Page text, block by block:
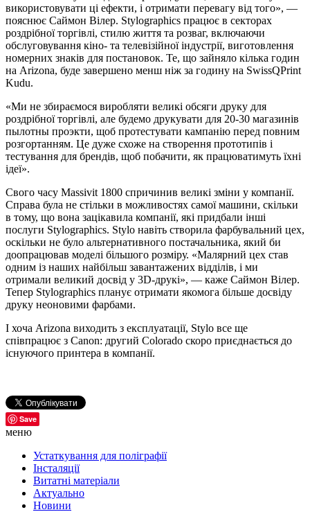
використовувати ці ефекти, і отримати перевагу від того», —
пояснює Саймон Вілер. Stylographics працює в секторах
роздрібної торгівлі, стилю життя та розваг, включаючи
обслуговування кіно- та телевізійної індустрії, виготовлення
номерних знаків для постановок. Те, що зайняло кілька годин
на Arizona, буде завершено менш ніж за годину на SwissQPrint
Kudu.
«Ми не збираємося виробляти великі обсяги друку для
роздрібної торгівлі, але будемо друкувати для 20-30 магазинів
пылотны проэкти, щоб протестувати кампанію перед повним
розгортанням. Це дуже схоже на створення прототипів і
тестування для брендів, щоб побачити, як працюватимуть їхні
ідеї».
Свого часу Massivit 1800 спричинив великі зміни у компанії.
Справа була не стільки в можливостях самої машини, скільки
в тому, що вона зацікавила компанії, які придбали інші
послуги Stylographics. Stylo навіть створила фарбувальний цех,
оскільки не було альтернативного постачальника, який би
доопрацював моделі більшого розміру. «Малярний цех став
одним із наших найбільш завантажених відділів, і ми
отримали великий досвід у 3D-друкі», — каже Саймон Вілер.
Тепер Stylographics планує отримати якомога більше досвіду
друку неоновими фарбами.
І хоча Arizona виходить з експлуатації, Stylo все ще
співпрацює з Canon: другий Colorado скоро приєднається до
існуючого принтера в компанії.
Save
меню
Устаткування для поліграфії
Інсталяції
Витатні матеріали
Актуально
Новини